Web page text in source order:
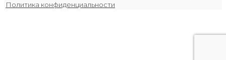
Политика конфиденциальности